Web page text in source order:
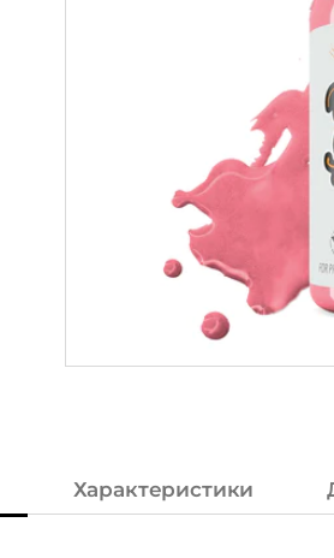
Характеристики